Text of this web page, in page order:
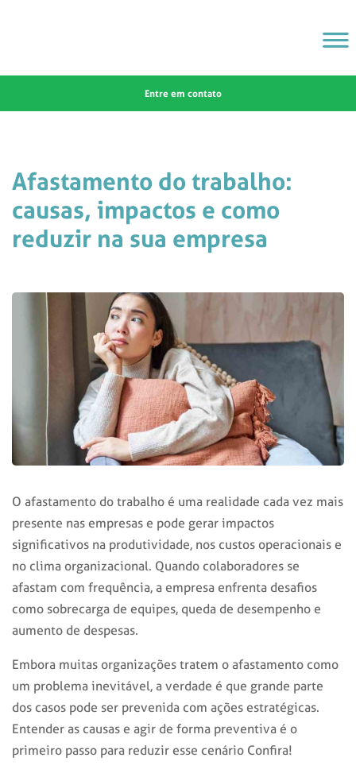
Entre em contato
Afastamento do trabalho:
causas, impactos e como
reduzir na sua empresa
O afastamento do trabalho é uma realidade cada vez mais
presente nas empresas e pode gerar impactos
significativos na produtividade, nos custos operacionais e
no clima organizacional. Quando colaboradores se
afastam com frequência, a empresa enfrenta desafios
como sobrecarga de equipes, queda de desempenho e
aumento de despesas.
Embora muitas organizações tratem o afastamento como
um problema inevitável, a verdade é que grande parte
dos casos pode ser prevenida com ações estratégicas.
Entender as causas e agir de forma preventiva é o
primeiro passo para reduzir esse cenário Confira!